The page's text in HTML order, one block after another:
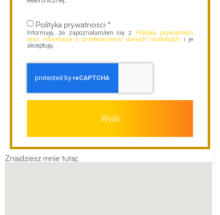
Znajdziesz mnie tutaj:
Polityka prywatności *
Informuję, że zapoznałam/em się z Polityką prywatności
oraz informacją o przetwarzaniu danych osobowych i je
akceptuję.
Wyślij